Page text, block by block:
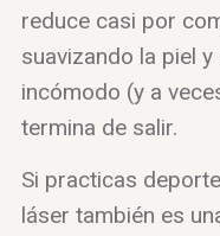
reduce casi por
suavizando la piel
incómodo (y a
termina de salir.
Si practicas
láser también es